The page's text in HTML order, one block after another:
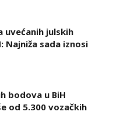
uvećanih julskih
Najniža sada iznosi
bodova u BiH
od 5.300 vozačkih